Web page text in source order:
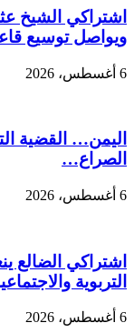
اشتراكي الشيخ
ويواصل توسيع
6 أغسطس، 2026
اليمن… القضية
الصراع…
6 أغسطس، 2026
اشتراكي الضالع
التربوية
6 أغسطس، 2026